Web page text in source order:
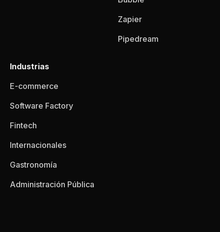
Zapier
Pipedream
Industrias
E-commerce
Software Factory
Fintech
Internacionales
Gastronomía
Administración Pública